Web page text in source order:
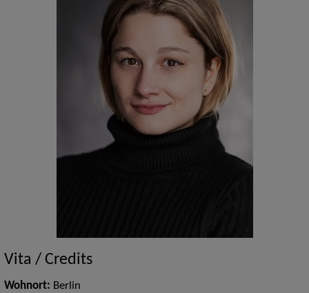
Vita / Credits
Wohnort: Berlin